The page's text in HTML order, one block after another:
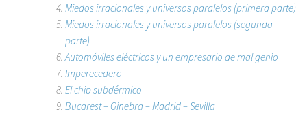
Miedos irracionales y universos paralelos (primera parte)
Miedos irracionales y universos paralelos (segunda
parte)
Automóviles eléctricos y un empresario de mal genio
Imperecedero
El chip subdérmico
Bucarest – Ginebra – Madrid – Sevilla